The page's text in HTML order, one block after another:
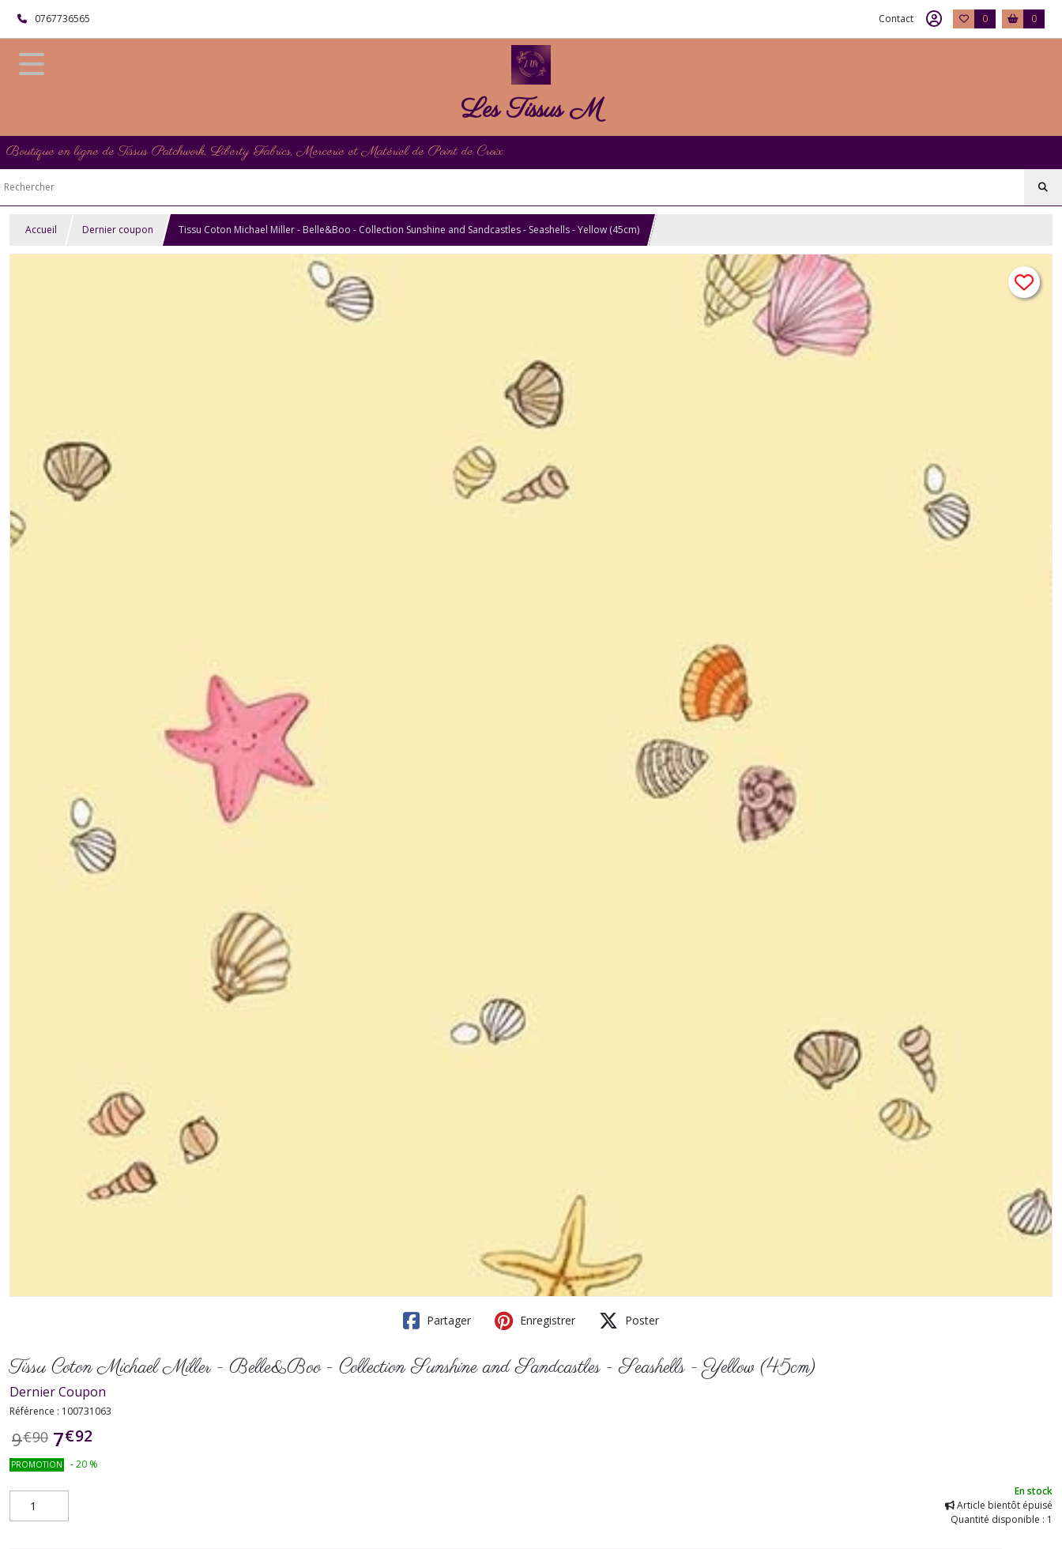
0767736565 Contact 0 0
Les Tissus M
Boutique en ligne de Tissus Patchwork, Liberty Fabrics, Mercerie et Matériel de Point de Croix
Accueil Dernier coupon Tissu Coton Michael Miller - Belle&Boo - Collection Sunshine and Sandcastles - Seashells - Yellow (45cm)
Partager Enregistrer Poster
Tissu Coton Michael Miller - Belle&Boo - Collection Sunshine and Sandcastles - Seashells - Yellow (45cm)
Dernier Coupon
Référence : 100731063
9€90 7€92
PROMOTION -20 %
En stock
Article bientôt épuisé
Quantité disponible : 1